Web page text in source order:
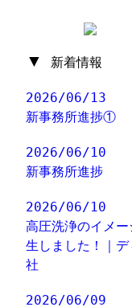
▼ 新着情報
2026/06/13
新事務所進捗①
2026/06/10
新事務所進捗
2026/06/10
高圧洗浄のイメ
生しました！｜
社
2026/06/09